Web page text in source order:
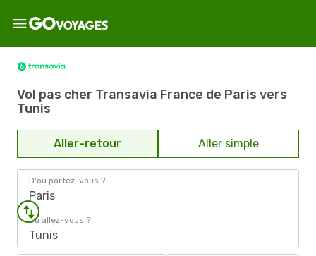
Vol pas cher Transavia France de Paris vers
Tunis
Aller-retour Aller simple
D'où partez-vous ?
Paris
Où allez-vous ?
Tunis